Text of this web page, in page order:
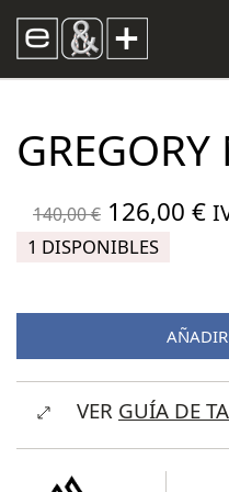
140,00€ El
precio
era:
140,00 €.
126,00 €El
1 DISPONIBLES
VER GUÍA DE